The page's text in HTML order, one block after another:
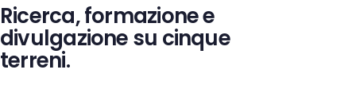
Ricerca, formazione e
divulgazione su cinque
terreni.